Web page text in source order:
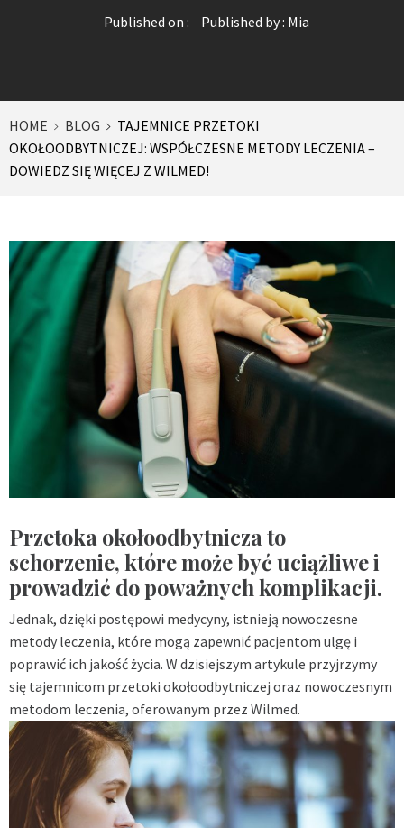
Published on : Published by : Mia
HOME BLOG
TAJEMNICE PRZETOKI
OKOŁOODBYTNICZEJ: WSPÓŁCZESNE METODY LECZENIA –
DOWIEDZ SIĘ WIĘCEJ Z WILMED!
Przetoka okołoodbytnicza to
schorzenie, które może być uciążliwe i
prowadzić do poważnych komplikacji.
Jednak, dzięki postępowi medycyny, istnieją nowoczesne
metody leczenia, które mogą zapewnić pacjentom ulgę i
poprawić ich jakość życia. W dzisiejszym artykule przyjrzymy
się tajemnicom przetoki okołoodbytniczej oraz nowoczesnym
metodom leczenia, oferowanym przez Wilmed.